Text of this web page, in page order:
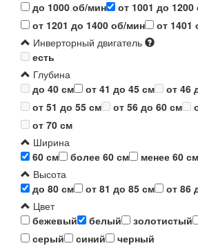
до 1000 об/мин
от 1001 до
от 1201 до 1400 об/мин
от 1401
Инверторный двигатель
есть
Глубина
до 40 см
от 41 до 45 см
от 46
от 51 до 55 см
от 56 до 60 см
от 70 см
Ширина
60 см
более 60 см
менее 60 см
Высота
до 80 см
от 81 до 85 см от 86
Цвет
бежевый
белый золотистый
серый
синий
черный